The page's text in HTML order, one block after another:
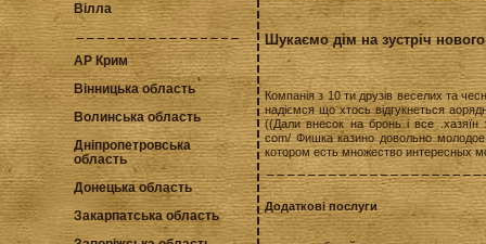
Вілла
АР Крим
Вінницька область
Волинська область
Дніпропетровська
область
Донецька область
Закарпатська область
Шукаємо дім на зустріч
Компанія з 10 ти друзів веселих та
надіємся що хтось відгукнеться
((Дали внесок на бронь і все .хазяїн
com/Фишка казино довольно
котором есть множество интересных
Додаткові послуги